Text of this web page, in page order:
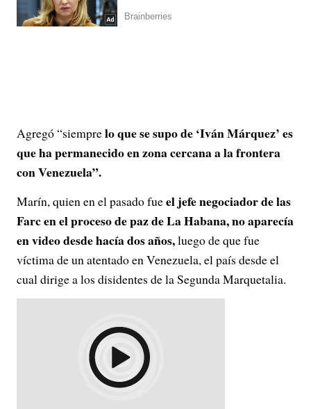
Agregó “siemprelo que se supo de ‘Iván Márquez’ es
que ha permanecido en zona cercana a la frontera
con Venezuela”.
Marín, quien en el pasado fueel jefe negociador de las
Farc en el proceso de paz de La Habana, no aparecía
en video desde hacía dos años,luego de que fue
víctima de un atentado en Venezuela, el país desde el
cual dirige a los disidentes de la Segunda Marquetalia.